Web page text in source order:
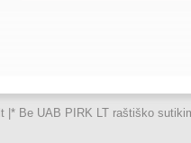
|* Be UAB PIRK LT raštiško